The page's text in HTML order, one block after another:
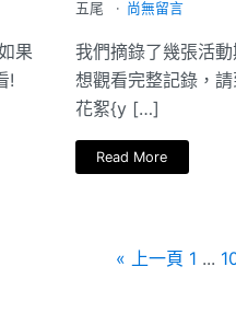
果
!
五尾 尚無留言
我們摘錄了幾張活
想觀看完整記錄，
花絮{y […]
Read More
« 上一頁 1 ...